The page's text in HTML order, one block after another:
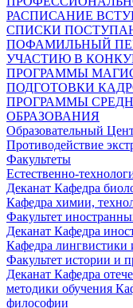
РАСПИСАНИЕ
СПИСКИ
ПОФАМИЛЬНЫЙ
УЧАСТИЮ В
ПРОГРАММЫ
ПОДГОТОВКИ
ПРОГРАММЫ
ОБРАЗОВАНИЯ
Образовательный
Противодействие
Факультеты
Естественно-
Деканат Кафедра
Кафедра химии,
Факультет
Деканат Кафедра
Кафедра лингвистики
Факультет истории и
Деканат Кафедра
методики обучения
философии